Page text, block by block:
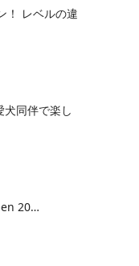
！ レベルの違
犬同伴で楽し
20…